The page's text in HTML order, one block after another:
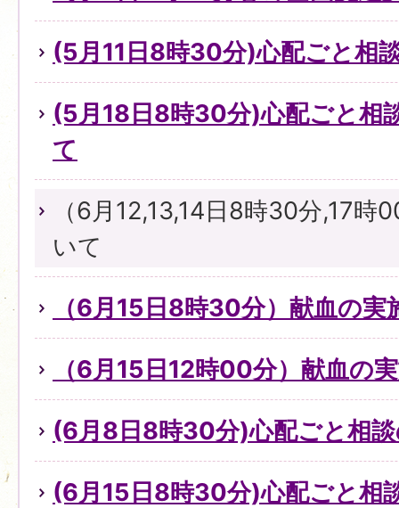
(5月11日8時30分)心配ごと相
(5月18日8時30分)心配ごと相
て
（6月12,13,14日8時30分,17時
いて
（6月15日8時30分）献血の実
（6月15日12時00分）献血の
(6月8日8時30分)心配ごと相
(6月15日8時30分)心配ごと相